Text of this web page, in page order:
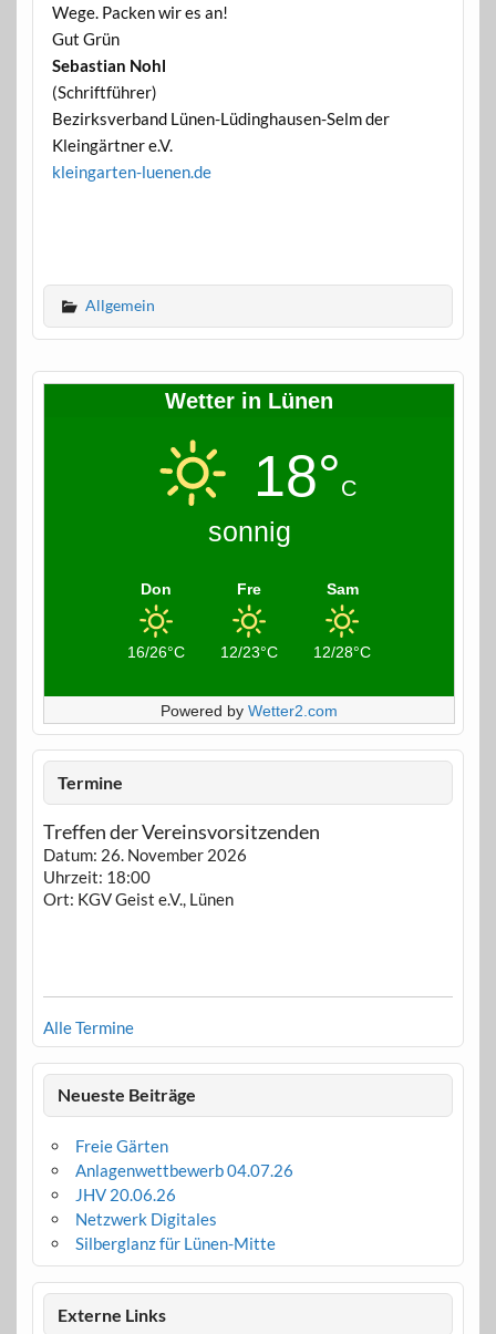
Wege. Packen wir es an!
Gut Grün
Sebastian Nohl
(Schriftführer)
Bezirksverband Lünen-Lüdinghausen-Selm der
Kleingärtner e.V.
kleingarten-luenen.de
Allgemein
Wetter in Lünen
18°C
sonnig
Don
16/26°C
Fre
12/23°C
Sam
12/28°C
Powered by Wetter2.com
Termine
Treffen der Vereinsvorsitzenden
Datum: 26. November 2026
Uhrzeit: 18:00
Ort: KGV Geist e.V., Lünen
Alle Termine
Neueste Beiträge
Freie Gärten
Anlagenwettbewerb 04.07.26
JHV 20.06.26
Netzwerk Digitales
Silberglanz für Lünen-Mitte
Externe Links